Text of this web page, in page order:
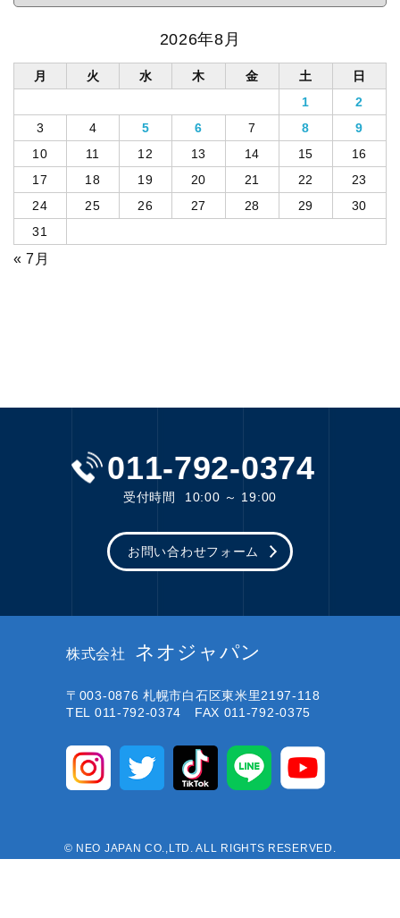
2026年8月
月 火 水 木 金 土
日
1
2
3
4 5 6 7 8
9
10
11 12 13 14 15
16
17
18 19 20 21 22
23
24
25 26 27 28 29
30
31
« 7月
011-792-0374
受付時間 10:00 ～ 19:00
お問い合わせフォーム
株式会社 ネオジャパン
〒003-0876 札幌市白石区東米里2197-118
TEL 011-792-0374 FAX 011-792-0375
© NEO JAPAN CO.,LTD. ALL RIGHTS RESERVED.